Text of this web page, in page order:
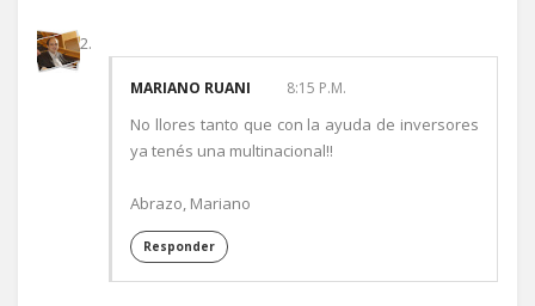
MARIANO RUANI 8:15 P.M.
No llores tanto que con la ayuda de inversores
ya tenés una multinacional!!
Abrazo, Mariano
Responder